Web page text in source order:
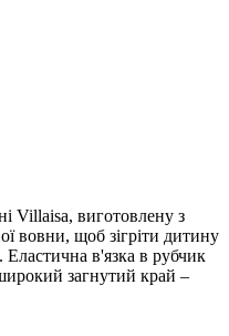
Villaisa, виготовлену з
вовни, щоб зігріти дитину
Еластична в'язка в рубчик
загнутий край –